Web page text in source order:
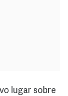
lugar sobre